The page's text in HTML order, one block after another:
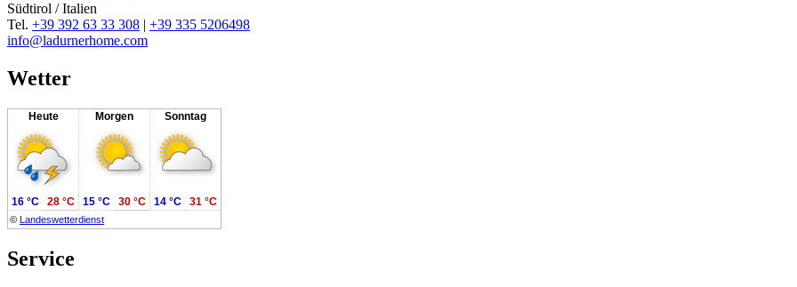
Südtirol / Italien
Tel. +39 392 63 33 308 | +39 335 5206498
info@ladurnerhome.com
Wetter
Heute Morgen Sonntag
© Landeswetterdienst
16 °C 28 °C 15 °C 30 °C 14 °C 31 °C
Service